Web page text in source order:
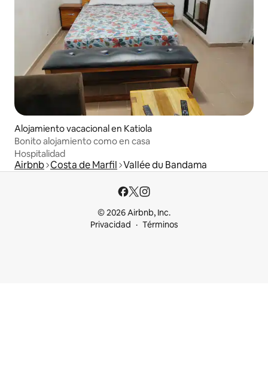
Alojamiento vacacional en Katiola
Bonito alojamiento como en casa
Hospitalidad
Airbnb Costa de Marfil Vallée du Bandama
© 2026 Airbnb, Inc.
Privacidad
Términos